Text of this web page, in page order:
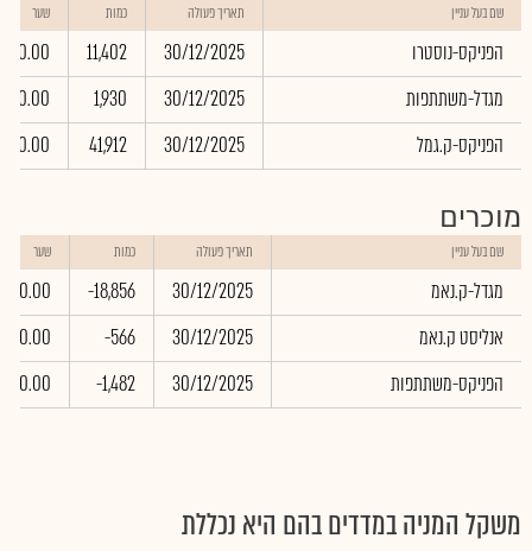
שם בעל עניין תאריך פעולה כמות שער
הפניקס-נוסטרו 30/12/2025
11,402
0.00
מגדל-משתתפות
30/12/2025
1,930
0.00
הפניקס-ק.גמל
30/12/2025
41,912
0.00
מוכרים
שם בעל עניין תאריך פעולה כמות שער
מגדל-ק.נאמ 30/12/2025
-18,856
0.00
אנליסט ק.נאמ
30/12/2025
-566
0.00
הפניקס-משתתפות
30/12/2025
-1,482
0.00
משקל המניה במדדים בהם היא נכללת